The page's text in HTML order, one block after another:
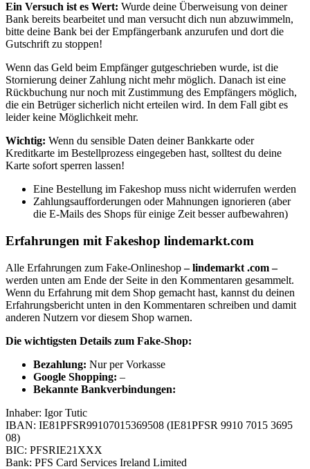
Ein Versuch ist es Wert: Wurde deine Überweisung von deiner
Bank bereits bearbeitet und man versucht dich nun abzuwimmeln,
bitte deine Bank bei der Empfängerbank anzurufen und dort die
Gutschrift zu stoppen!
Wenn das Geld beim Empfänger gutgeschrieben wurde, ist die
Stornierung deiner Zahlung nicht mehr möglich. Danach ist eine
Rückbuchung nur noch mit Zustimmung des Empfängers möglich,
die ein Betrüger sicherlich nicht erteilen wird. In dem Fall gibt es
leider keine Möglichkeit mehr.
Wichtig: Wenn du sensible Daten deiner Bankkarte oder
Kreditkarte im Bestellprozess eingegeben hast, solltest du deine
Karte sofort sperren lassen!
Eine Bestellung im Fakeshop muss nicht widerrufen werden
Zahlungsaufforderungen oder Mahnungen ignorieren (aber
die E-Mails des Shops für einige Zeit besser aufbewahren)
Erfahrungen mit Fakeshop lindemarkt.com
Alle Erfahrungen zum Fake-Onlineshop– lindemarkt .com –
werden unten am Ende der Seite in den Kommentaren gesammelt.
Wenn du Erfahrung mit dem Shop gemacht hast, kannst du deinen
Erfahrungsbericht unten in den Kommentaren schreiben und damit
anderen Nutzern vor diesem Shop warnen.
Die wichtigsten Details zum Fake-Shop:
Bezahlung: Nur per Vorkasse
Google Shopping: –
Bekannte Bankverbindungen:
Inhaber: Igor Tutic
IBAN: IE81PFSR99107015369508 (IE81PFSR 9910 7015 3695
08)
BIC: PFSRIE21XXX
Bank: PFS Card Services Ireland Limited